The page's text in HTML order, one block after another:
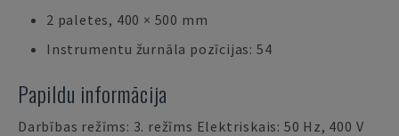
2 paletes, 400 × 500 mm
Instrumentu žurnāla pozīcijas: 54
Papildu informācija
Darbības režīms: 3. režīms Elektriskais: 50 Hz, 400 V